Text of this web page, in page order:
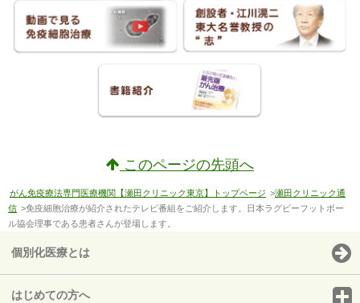
このページの先頭へ
がん免疫療法専門医療機関【瀬田クリニック東京】トップページ >瀬田クリニック通
信 >免疫細胞治療が紹介されたテレビ番組をご紹介します。日本ラグビーフットボー
ル協会理事である患者さんが登場します。
個別化医療とは
はじめての方へ